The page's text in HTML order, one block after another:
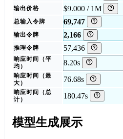
输出价格 $9.000 / 1M
总输入令牌 69,747
输出令牌 2,166
推理令牌 57,436
响应时间（平
均）
8.20s
响应时间（最
大）
76.68s
响应时间（总
计）
180.47s
模型生成展示